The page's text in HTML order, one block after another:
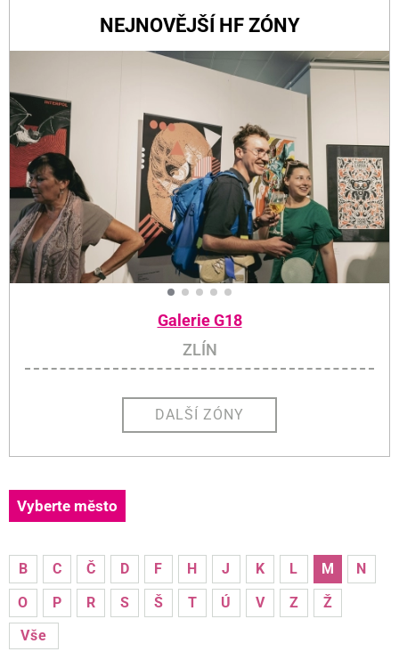
NEJNOVĚJŠÍ HF ZÓNY
Galerie G18
ZLÍN
DALŠÍ ZÓNY
Vyberte město
B C Č D F H J K L M
N
O
P R S Š T Ú V Z
Ž
Vše